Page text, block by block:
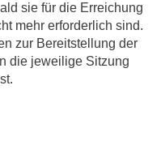
sie für die Erreichung
mehr erforderlich sind.
zur Bereitstellung der
die jeweilige Sitzung